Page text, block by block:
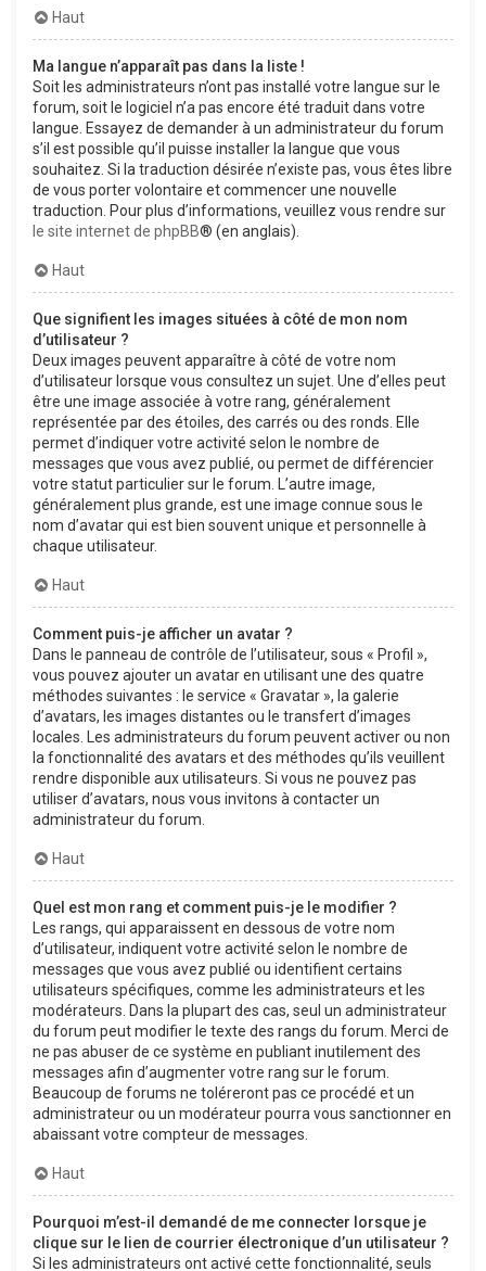
Haut
Ma langue n’apparaît pas dans la liste !
Soit les administrateurs n’ont pas installé votre langue sur le
forum, soit le logiciel n’a pas encore été traduit dans votre
langue. Essayez de demander à un administrateur du forum
s’il est possible qu’il puisse installer la langue que vous
souhaitez. Si la traduction désirée n’existe pas, vous êtes libre
de vous porter volontaire et commencer une nouvelle
traduction. Pour plus d’informations, veuillez vous rendre sur
le site internet de phpBB® (en anglais).
Haut
Que signifient les images situées à côté de mon nom
d’utilisateur ?
Deux images peuvent apparaître à côté de votre nom
d’utilisateur lorsque vous consultez un sujet. Une d’elles peut
être une image associée à votre rang, généralement
représentée par des étoiles, des carrés ou des ronds. Elle
permet d’indiquer votre activité selon le nombre de
messages que vous avez publié, ou permet de différencier
votre statut particulier sur le forum. L’autre image,
généralement plus grande, est une image connue sous le
nom d’avatar qui est bien souvent unique et personnelle à
chaque utilisateur.
Haut
Comment puis-je afficher un avatar ?
Dans le panneau de contrôle de l’utilisateur, sous « Profil »,
vous pouvez ajouter un avatar en utilisant une des quatre
méthodes suivantes : le service « Gravatar », la galerie
d’avatars, les images distantes ou le transfert d’images
locales. Les administrateurs du forum peuvent activer ou non
la fonctionnalité des avatars et des méthodes qu’ils veuillent
rendre disponible aux utilisateurs. Si vous ne pouvez pas
utiliser d’avatars, nous vous invitons à contacter un
administrateur du forum.
Haut
Quel est mon rang et comment puis-je le modifier ?
Les rangs, qui apparaissent en dessous de votre nom
d’utilisateur, indiquent votre activité selon le nombre de
messages que vous avez publié ou identifient certains
utilisateurs spécifiques, comme les administrateurs et les
modérateurs. Dans la plupart des cas, seul un administrateur
du forum peut modifier le texte des rangs du forum. Merci de
ne pas abuser de ce système en publiant inutilement des
messages afin d’augmenter votre rang sur le forum.
Beaucoup de forums ne toléreront pas ce procédé et un
administrateur ou un modérateur pourra vous sanctionner en
abaissant votre compteur de messages.
Haut
Pourquoi m’est-il demandé de me connecter lorsque je
clique sur le lien de courrier électronique d’un utilisateur ?
Si les administrateurs ont activé cette fonctionnalité, seuls